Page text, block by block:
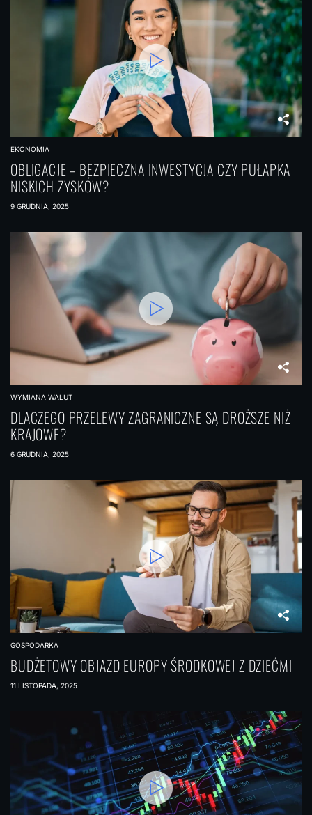
EKONOMIA
OBLIGACJE – BEZPIECZNA INWESTYCJA CZY PUŁAPKA
NISKICH ZYSKÓW?
9 GRUDNIA, 2025
WYMIANA WALUT
DLACZEGO PRZELEWY ZAGRANICZNE SĄ DROŻSZE NIŻ
KRAJOWE?
6 GRUDNIA, 2025
GOSPODARKA
BUDŻETOWY OBJAZD EUROPY ŚRODKOWEJ Z DZIEĆMI
11 LISTOPADA, 2025